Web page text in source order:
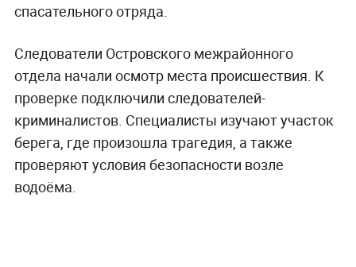
спасательного отряда.
Следователи Островского межрайонного
отдела начали осмотр места происшествия. К
проверке подключили следователей-
криминалистов. Специалисты изучают участок
берега, где произошла трагедия, а также
проверяют условия безопасности возле
водоёма.